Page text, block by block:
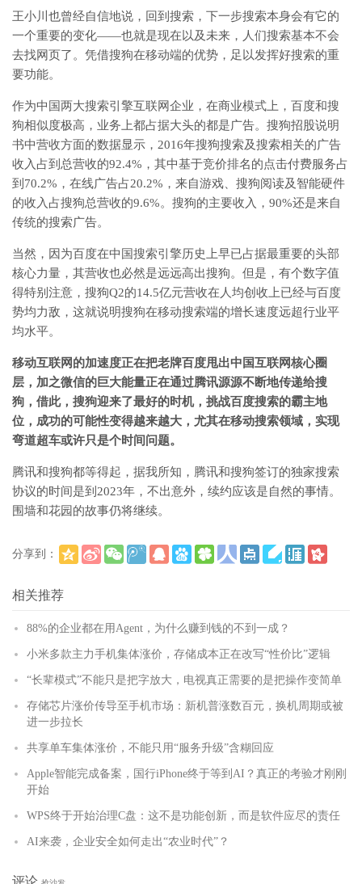
王小川也曾经自信地说，回到搜索，下一步搜索本身会有它的
一个重要的变化——也就是现在以及未来，人们搜索基本不会
去找网页了。凭借搜狗在移动端的优势，足以发挥好搜索的重
要功能。
作为中国两大搜索引擎互联网企业，在商业模式上，百度和搜
狗相似度极高，业务上都占据大头的都是广告。搜狗招股说明
书中营收方面的数据显示，2016年搜狗搜索及搜索相关的广告
收入占到总营收的92.4%，其中基于竞价排名的点击付费服务占
到70.2%，在线广告占20.2%，来自游戏、搜狗阅读及智能硬件
的收入占搜狗总营收的9.6%。搜狗的主要收入，90%还是来自
传统的搜索广告。
当然，因为百度在中国搜索引擎历史上早已占据最重要的头部
核心力量，其营收也必然是远远高出搜狗。但是，有个数字值
得特别注意，搜狗Q2的14.5亿元营收在人均创收上已经与百度
势均力敌，这就说明搜狗在移动搜索端的增长速度远超行业平
均水平。
移动互联网的加速度正在把老牌百度甩出中国互联网核心圈
层，加之微信的巨大能量正在通过腾讯源源不断地传递给搜
狗，借此，搜狗迎来了最好的时机，挑战百度搜索的霸主地
位，成功的可能性变得越来越大，尤其在移动搜索领域，实现
弯道超车或许只是个时间问题。
腾讯和搜狗都等得起，据我所知，腾讯和搜狗签订的独家搜索
协议的时间是到2023年，不出意外，续约应该是自然的事情。
围墙和花园的故事仍将继续。
分享到：
相关推荐
88%的企业都在用Agent，为什么赚到钱的不到一成？
小米多款主力手机集体涨价，存储成本正在改写“性价比”逻辑
“长辈模式”不能只是把字放大，电视真正需要的是把操作变简单
存储芯片涨价传导至手机市场：新机普涨数百元，换机周期或被
进一步拉长
共享单车集体涨价，不能只用“服务升级”含糊回应
Apple智能完成备案，国行iPhone终于等到AI？真正的考验才刚刚
开始
WPS终于开始治理C盘：这不是功能创新，而是软件应尽的责任
AI来袭，企业安全如何走出“农业时代”？
评论